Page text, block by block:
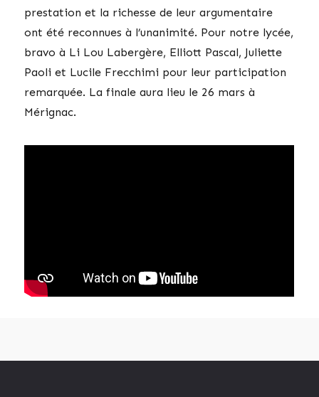
prestation et la richesse de leur argumentaire
ont été reconnues à l’unanimité. Pour notre lycée,
bravo à Li Lou Labergère, Elliott Pascal, Juliette
Paoli et Lucile Frecchimi pour leur participation
remarquée. La finale aura lieu le 26 mars à
Mérignac.